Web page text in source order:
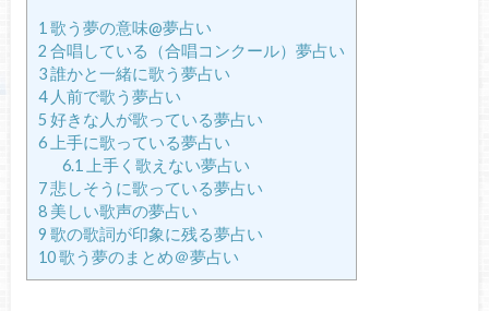
1 歌う夢の意味@夢占い
2 合唱している（合唱コンクール）夢占い
3誰かと一緒に歌う夢占い
4人前で歌う夢占い
5 好きな人が歌っている夢占い
6上手に歌っている夢占い
6.1
上手く歌えない夢占い
7悲しそうに歌っている夢占い
8美しい歌声の夢占い
9 歌の歌詞が印象に残る夢占い
10歌う夢のまとめ＠夢占い